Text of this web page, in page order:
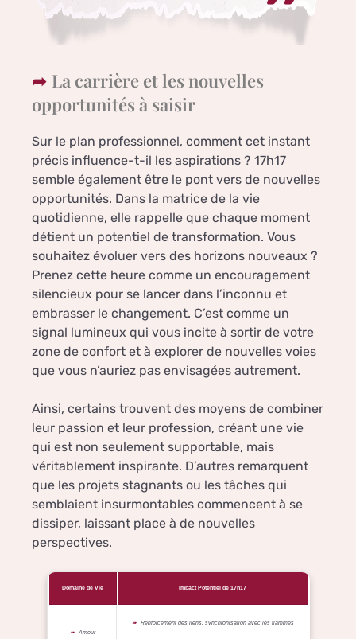
La carrière et les nouvelles
opportunités à saisir
Sur le plan professionnel, comment cet instant
précis influence-t-il les aspirations ? 17h17
semble également être le pont vers de nouvelles
opportunités. Dans la matrice de la vie
quotidienne, elle rappelle que chaque moment
détient un potentiel de transformation. Vous
souhaitez évoluer vers des horizons nouveaux ?
Prenez cette heure comme un encouragement
silencieux pour se lancer dans l’inconnu et
embrasser le changement. C’est comme un
signal lumineux qui vous incite à sortir de votre
zone de confort et à explorer de nouvelles voies
que vous n’auriez pas envisagées autrement.
Ainsi, certains trouvent des moyens de combiner
leur passion et leur profession, créant une vie
qui est non seulement supportable, mais
véritablement inspirante. D’autres remarquent
que les projets stagnants ou les tâches qui
semblaient insurmontables commencent à se
dissiper, laissant place à de nouvelles
perspectives.
Domaine de Vie Impact Potentiel de 17h17
Amour
Renforcement des liens, synchronisation avec les flammes